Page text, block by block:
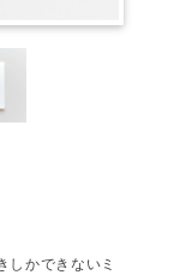
しかできないミ